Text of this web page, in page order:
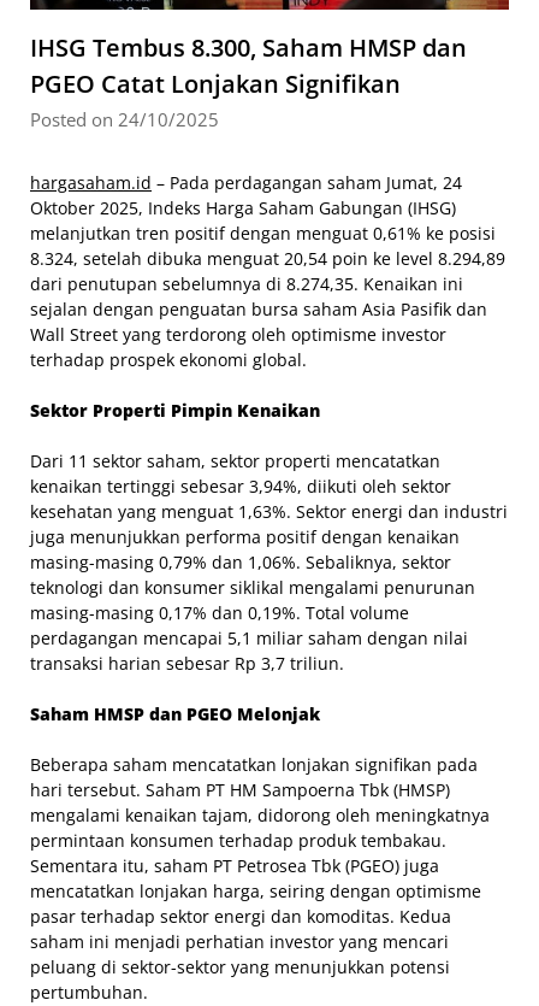
IHSG Tembus 8.300, Saham HMSP dan
PGEO Catat Lonjakan Signifikan
Posted on 24/10/2025
hargasaham.id – Pada perdagangan saham Jumat, 24
Oktober 2025, Indeks Harga Saham Gabungan (IHSG)
melanjutkan tren positif dengan menguat 0,61% ke posisi
8.324, setelah dibuka menguat 20,54 poin ke level 8.294,89
dari penutupan sebelumnya di 8.274,35. Kenaikan ini
sejalan dengan penguatan bursa saham Asia Pasifik dan
Wall Street yang terdorong oleh optimisme investor
terhadap prospek ekonomi global.
Sektor Properti Pimpin Kenaikan
Dari 11 sektor saham, sektor properti mencatatkan
kenaikan tertinggi sebesar 3,94%, diikuti oleh sektor
kesehatan yang menguat 1,63%. Sektor energi dan industri
juga menunjukkan performa positif dengan kenaikan
masing-masing 0,79% dan 1,06%. Sebaliknya, sektor
teknologi dan konsumer siklikal mengalami penurunan
masing-masing 0,17% dan 0,19%. Total volume
perdagangan mencapai 5,1 miliar saham dengan nilai
transaksi harian sebesar Rp 3,7 triliun.
Saham HMSP dan PGEO Melonjak
Beberapa saham mencatatkan lonjakan signifikan pada
hari tersebut. Saham PT HM Sampoerna Tbk (HMSP)
mengalami kenaikan tajam, didorong oleh meningkatnya
permintaan konsumen terhadap produk tembakau.
Sementara itu, saham PT Petrosea Tbk (PGEO) juga
mencatatkan lonjakan harga, seiring dengan optimisme
pasar terhadap sektor energi dan komoditas. Kedua
saham ini menjadi perhatian investor yang mencari
peluang di sektor-sektor yang menunjukkan potensi
pertumbuhan.